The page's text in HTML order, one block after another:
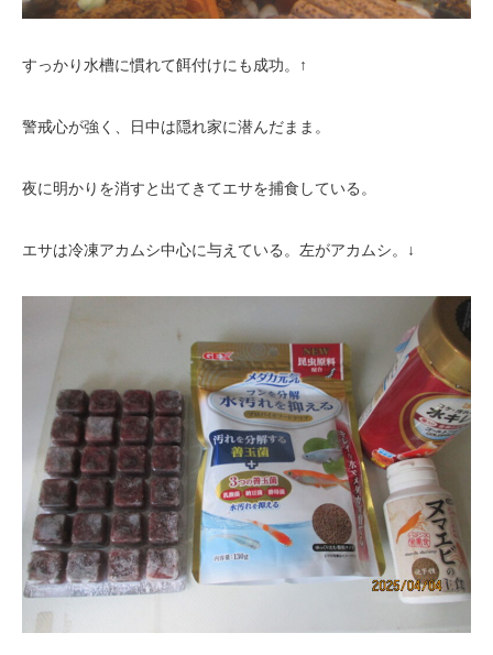
すっかり水槽に慣れて餌付けにも成功。↑
警戒心が強く、日中は隠れ家に潜んだまま。
夜に明かりを消すと出てきてエサを捕食している。
エサは冷凍アカムシ中心に与えている。左がアカムシ。↓